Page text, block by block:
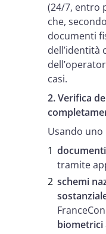
(24/7, entro
che,
documenti
dell’identità
casi.
2. Verifica
Usando
tramite
schemi
biometrici